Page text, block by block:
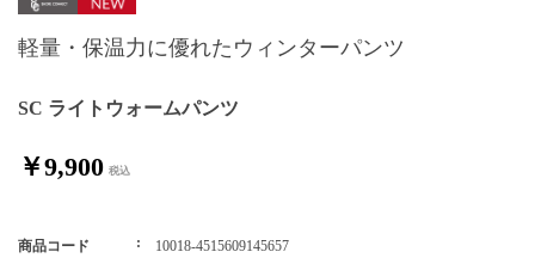
SC ライトウォームパンツ
軽量・保温力に優れたウィンターパンツ
￥9,900
商品コード 10018-4515609145657